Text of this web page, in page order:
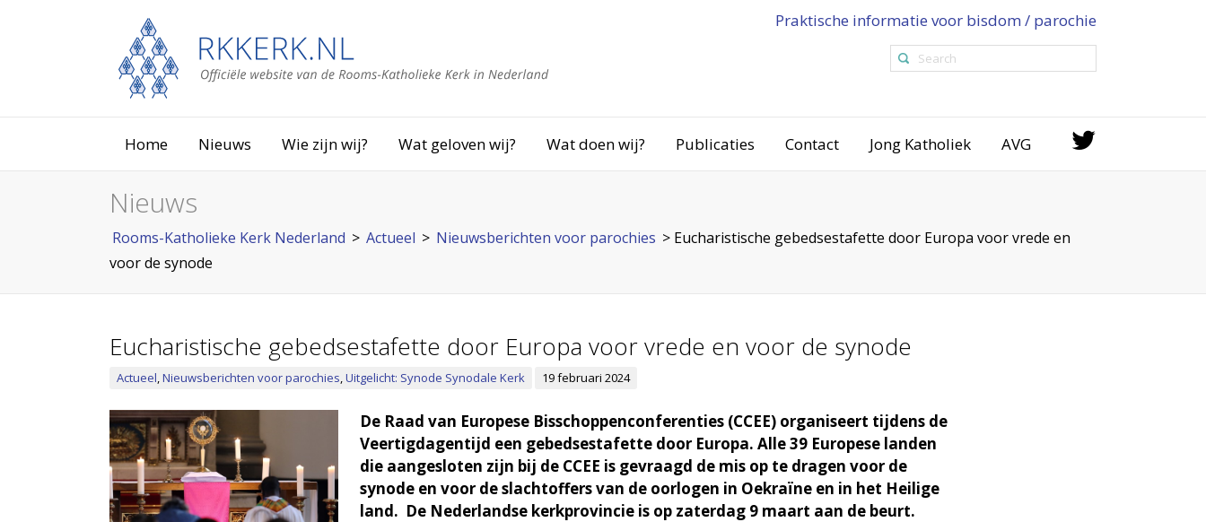
Praktische informatie voor bisdom / parochie
Home Nieuws Wie zijn wij? Wat geloven wij? Wat doen wij? Publicaties Contact Jong Katholiek AVG
Nieuws
Rooms-Katholieke Kerk Nederland > Actueel > Nieuwsberichten voor parochies > Eucharistische gebedsestafette door Europa voor vrede en
voor de synode
Eucharistische gebedsestafette door Europa voor vrede en voor de synode
Actueel,Nieuwsberichten voor parochies,Uitgelicht: Synode Synodale Kerk 19 februari 2024
De Raad van Europese Bisschoppenconferenties (CCEE) organiseert tijdens de
Veertigdagentijd een gebedsestafette door Europa. Alle 39 Europese landen
die aangesloten zijn bij de CCEE is gevraagd de mis op te dragen voor de
synode en voor de slachtoffers van de oorlogen in Oekraïne en in het Heilige
land. De Nederlandse kerkprovincie is op zaterdag 9 maart aan de beurt.